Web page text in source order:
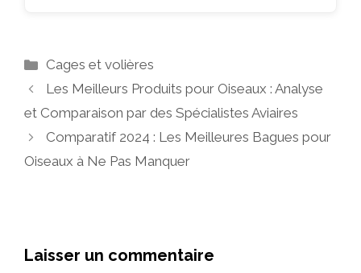
Catégories
Cages et volières
Les Meilleurs Produits pour Oiseaux : Analyse
et Comparaison par des Spécialistes Aviaires
Comparatif 2024 : Les Meilleures Bagues pour
Oiseaux à Ne Pas Manquer
Laisser un commentaire